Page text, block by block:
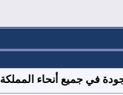
في جميع أنحاء المملكة